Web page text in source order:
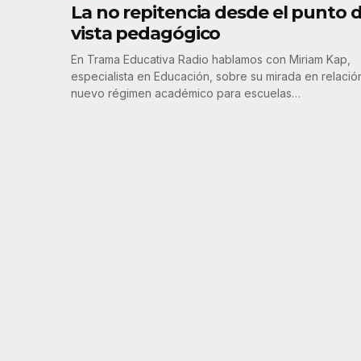
La no repitencia desde el punto
vista pedagógico
En Trama Educativa Radio hablamos con Miriam Kap,
especialista en Educación, sobre su mirada en
nuevo régimen académico para escuelas…